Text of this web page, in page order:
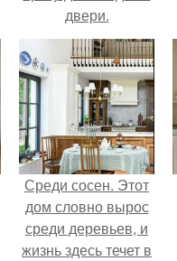
двери.
Среди сосен. Этот
дом словно вырос
среди деревьев, и
жизнь здесь течет в